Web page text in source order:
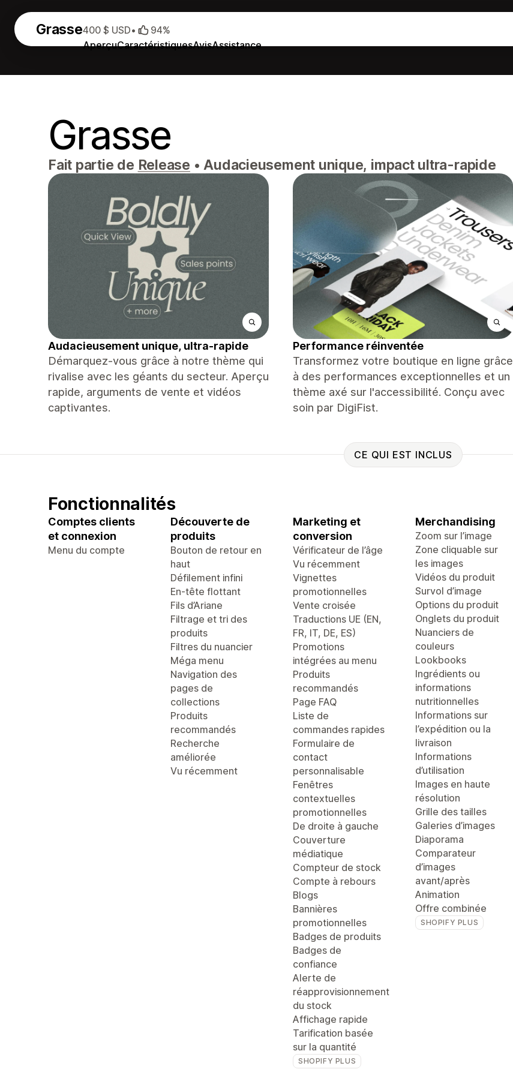
Grasse
AperçuCaractéristiquesAvisAssistance
400 $ USD• 94%
Grasse
Fait partie de Release • Audacieusement unique, impact ultra-rapide
Audacieusement unique, ultra-rapide
Démarquez-vous grâce à notre thème qui
rivalise avec les géants du secteur. Aperçu
rapide, arguments de vente et vidéos
captivantes.
Performance réinventée
Transformez votre boutique en ligne grâce
à des performances exceptionnelles et un
thème axé sur l'accessibilité. Conçu avec
soin par DigiFist.
CE QUI EST INCLUS
Fonctionnalités
Comptes clients
et connexion
Menu du compte
Découverte de
produits
Bouton de retour en
haut
Défilement infini
En-tête flottant
Fils d’Ariane
Filtrage et tri des
produits
Filtres du nuancier
Méga menu
Navigation des
pages de
collections
Produits
recommandés
Recherche
améliorée
Vu récemment
Marketing et
conversion
Vérificateur de l’âge
Vu récemment
Vignettes
promotionnelles
Vente croisée
Traductions UE (EN,
FR, IT, DE, ES)
Promotions
intégrées au menu
Produits
recommandés
Page FAQ
Liste de
commandes rapides
Formulaire de
contact
personnalisable
Fenêtres
contextuelles
promotionnelles
De droite à gauche
Couverture
médiatique
Compteur de stock
Compte à rebours
Blogs
Bannières
promotionnelles
Badges de produits
Badges de
confiance
Alerte de
réapprovisionnement
du stock
Affichage rapide
Tarification basée
sur la quantité
SHOPIFY PLUS
Merchandising
Zoom sur l’image
Zone cliquable sur
les images
Vidéos du produit
Survol d’image
Options du produit
Onglets du produit
Nuanciers de
couleurs
Lookbooks
Ingrédients ou
informations
nutritionnelles
Informations sur
l’expédition ou la
livraison
Informations
d’utilisation
Images en haute
résolution
Grille des tailles
Galeries d’images
Diaporama
Comparateur
d’images
avant/après
Animation
Offre combinée
SHOPIFY PLUS